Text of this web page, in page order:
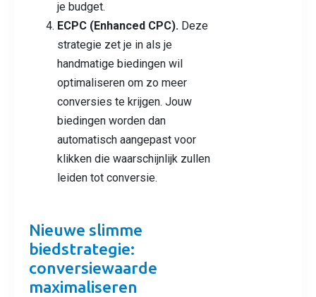
je budget.
ECPC (Enhanced CPC). Deze
strategie zet je in als je
handmatige biedingen wil
optimaliseren om zo meer
conversies te krijgen. Jouw
biedingen worden dan
automatisch aangepast voor
klikken die waarschijnlijk zullen
leiden tot conversie.
Nieuwe slimme
biedstrategie:
conversiewaarde
maximaliseren